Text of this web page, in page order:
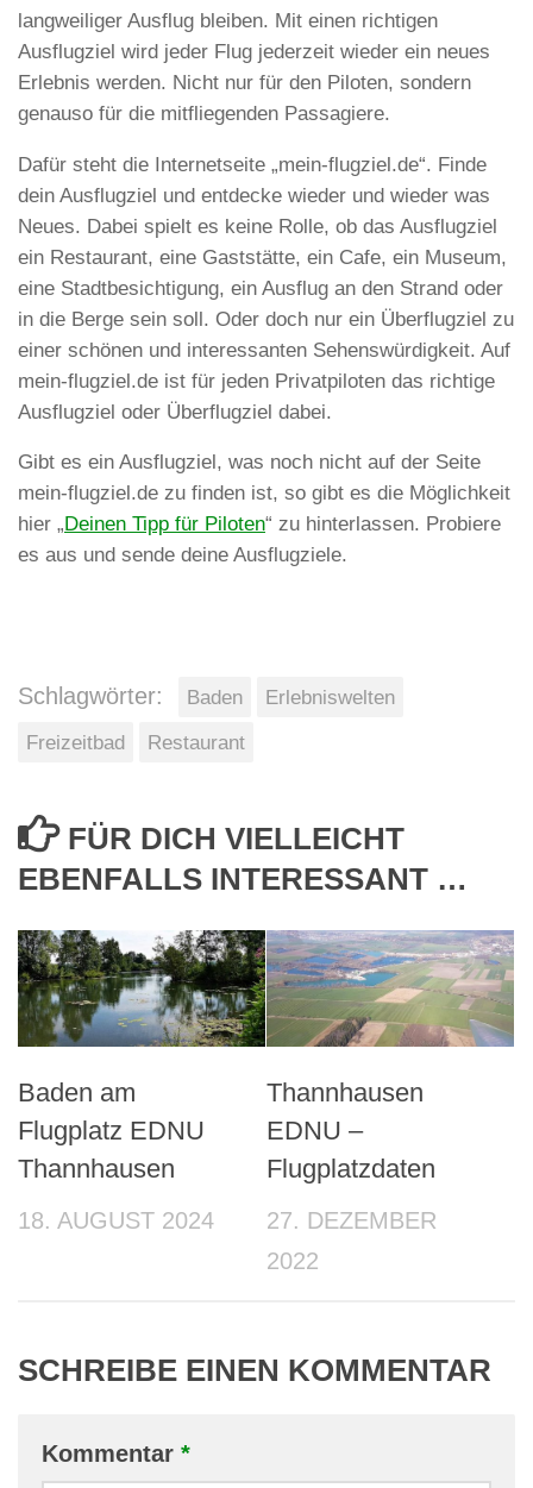
langweiliger Ausflug bleiben. Mit einen richtigen
Ausflugziel wird jeder Flug jederzeit wieder ein neues
Erlebnis werden. Nicht nur für den Piloten, sondern
genauso für die mitfliegenden Passagiere.
Dafür steht die Internetseite „mein-flugziel.de“. Finde
dein Ausflugziel und entdecke wieder und wieder was
Neues. Dabei spielt es keine Rolle, ob das Ausflugziel
ein Restaurant, eine Gaststätte, ein Cafe, ein Museum,
eine Stadtbesichtigung, ein Ausflug an den Strand oder
in die Berge sein soll. Oder doch nur ein Überflugziel zu
einer schönen und interessanten Sehenswürdigkeit. Auf
mein-flugziel.de ist für jeden Privatpiloten das richtige
Ausflugziel oder Überflugziel dabei.
Gibt es ein Ausflugziel, was noch nicht auf der Seite
mein-flugziel.de zu finden ist, so gibt es die Möglichkeit
hier „ Deinen Tipp für Piloten“ zu hinterlassen. Probiere
es aus und sende deine Ausflugziele.
Schlagwörter: Baden
Erlebniswelten
Freizeitbad
Restaurant
FÜR DICH VIELLEICHT
EBENFALLS INTERESSANT …
Baden am
Flugplatz EDNU
Thannhausen
18. AUGUST 2024
Thannhausen
EDNU –
Flugplatzdaten
27. DEZEMBER
2022
SCHREIBE EINEN KOMMENTAR
Kommentar *